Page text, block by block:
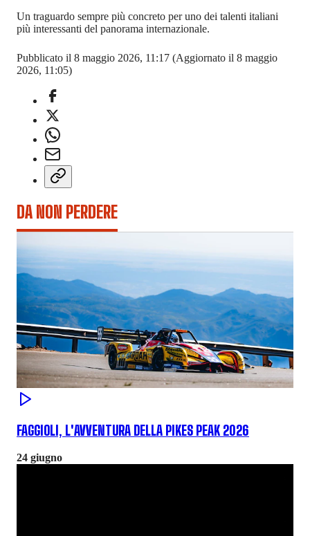
Un traguardo sempre più concreto per uno dei talenti italiani
più interessanti del panorama internazionale.
Pubblicato il 8 maggio 2026, 11:17 (Aggiornato il 8 maggio
2026, 11:05)
DA NON PERDERE
FAGGIOLI, L'AVVENTURA DELLA PIKES PEAK 2026
24 giugno